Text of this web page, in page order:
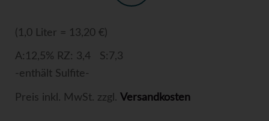
(1,0 Liter = 13,20 €)
A:12,5% RZ: 3,4 S:7,3
-enthält Sulfite-
Preis inkl. MwSt. zzgl. Versandkosten